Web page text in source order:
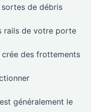
de débris
rails de votre porte
des frottements
généralement le